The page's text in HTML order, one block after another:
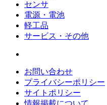
センサ
電源・電池
軽工品
サービス・その他
お問い合わせ
プライバシーポリシー
サイトポリシー